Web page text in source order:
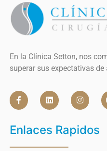
En la Clínica Setton, nos
superar sus expectativas
Enlaces Rapidos